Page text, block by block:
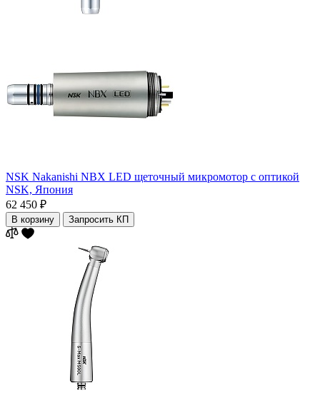
NSK Nakanishi NBX LED щеточный микромотор с оптикой
NSK, Япония
62 450 ₽
В корзину Запросить КП